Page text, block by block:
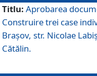
Titlu: Aprobarea
Construire trei case
Brașov, str. Nicolae
Cătălin.